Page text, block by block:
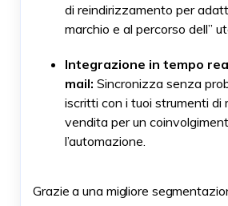
di reindirizzamento per
marchio e al percorso dell”
Integrazione in tempo
mail: Sincronizza senza
iscritti con i tuoi strumenti di
vendita per un
l’automazione.
Grazie a una migliore